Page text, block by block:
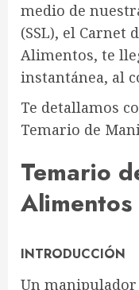
medio de
(SSL), el Carnet
Alimentos, te
instantánea, al
Te detallamos
Temario de
Temario
INTRODUCCIÓN
Un